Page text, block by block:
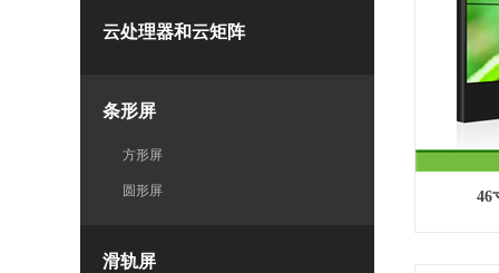
云处理器和云矩阵
条形屏
方形屏
圆形屏
滑轨屏
46